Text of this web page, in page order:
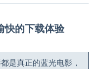
快的下载体验
是真正的蓝光电影，